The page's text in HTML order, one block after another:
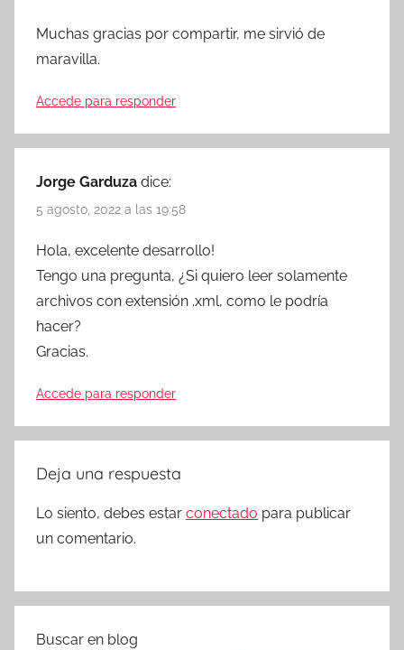
Muchas gracias por compartir, me sirvió de
maravilla.
Accede para responder
Jorge Garduza dice:
5 agosto, 2022 a las 19:58
Hola, excelente desarrollo!
Tengo una pregunta, ¿Si quiero leer solamente
archivos con extensión .xml, como le podría
hacer?
Gracias.
Accede para responder
Deja una respuesta
Lo siento, debes estar conectado para publicar
un comentario.
Buscar en blog